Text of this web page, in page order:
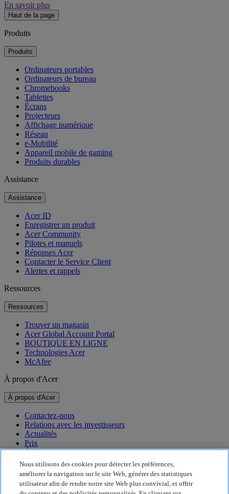
En savoir plus
Haut de la page
Produits
Produits
Ordinateurs portables
Ordinateurs de bureau
Chromebooks
Tablettes
Écrans
Projecteurs
Affichage numérique
Réseau
e-Mobilité
Appareil mobile de gaming
Produits durables
Assistance
Assistance
Acer ID
Enregistrer un produit
Acer Community
Pilotes et manuels
Réponses Acer
Contacter le Service Client
Alertes et rappels
Ressources
Ressources
Trouver un magasin
Acer Global Account Portal
BOUTIQUE EN LIGNE
Technologies Acer
McAfee
À propos d'Acer
À propos d'Acer
Contactez-nous
Relations avec les investisseurs
Actualités
Prix
Événements
Développement durable
Développement durable
Nous utilisons des cookies pour détecter les préférences,
améliorer la navigation sur le site Web, générer des statistiques
utilisateur afin de rendre notre site Web plus convivial, et offrir